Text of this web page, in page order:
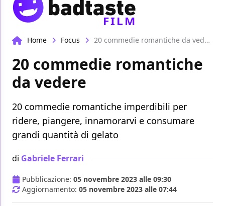
FILM
Home Focus 20 commedie romantiche da vedere
20 commedie romantiche
da vedere
20 commedie romantiche imperdibili per
ridere, piangere, innamorarvi e consumare
grandi quantità di gelato
di Gabriele Ferrari
Pubblicazione: 05 novembre 2023 alle 09:30
Aggiornamento: 05 novembre 2023 alle 07:44